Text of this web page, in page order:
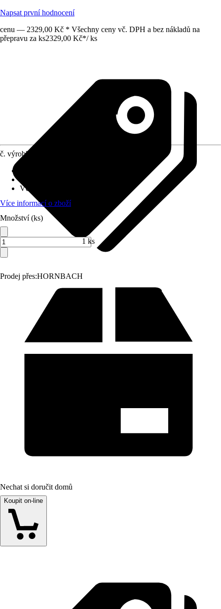
Napsat první hodnocení
cenu — 2329,00 Kč * Všechny ceny vč. DPH a bez nákladů na
přepravu za ks2329,00 Kč*/ ks
Prodej přes:HORNBACH
č. výrobku
Včetně baterií
Více informací o zboží
Množství (ks)
1 ks
Nechat si doručit domů
Koupit on-line